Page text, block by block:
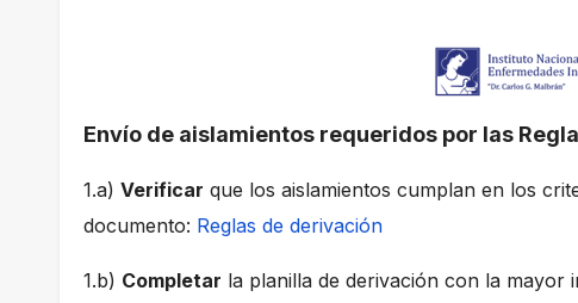
Envío de aislamientos requeridos por las
1.a) Verificar que los aislamientos cumplan en los
documento: Reglas de derivación
1.b) Completar la planilla de derivación con la mayor